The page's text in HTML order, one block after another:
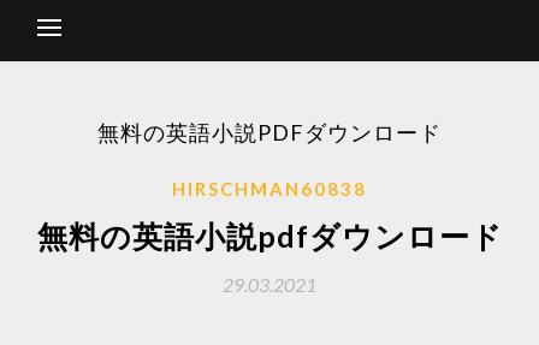
無料の英語小説PDFダウンロード
HIRSCHMAN60838
無料の英語小説pdfダウンロード
29.03.2021